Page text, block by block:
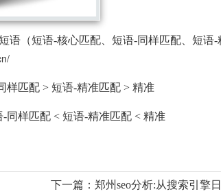
语（短语-核心匹配、短语-同样匹配、短语-
样匹配 > 短语-精准匹配 > 精准
同样匹配 < 短语-精准匹配 < 精准
下一篇： 郑州seo分析:从搜索引擎